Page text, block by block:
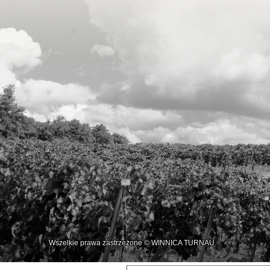
Wszelkie prawa zastrzeżone © WINNICA TURNAU